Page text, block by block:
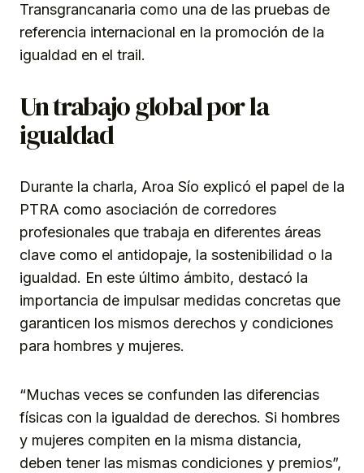
Transgrancanaria como una de las pruebas de
referencia internacional en la promoción de la
igualdad en el trail.
Un trabajo global por la
igualdad
Durante la charla, Aroa Sío explicó el papel de la
PTRA como asociación de corredores
profesionales que trabaja en diferentes áreas
clave como el antidopaje, la sostenibilidad o la
igualdad. En este último ámbito, destacó la
importancia de impulsar medidas concretas que
garanticen los mismos derechos y condiciones
para hombres y mujeres.
“Muchas veces se confunden las diferencias
físicas con la igualdad de derechos. Si hombres
y mujeres compiten en la misma distancia,
deben tener las mismas condiciones y premios”,